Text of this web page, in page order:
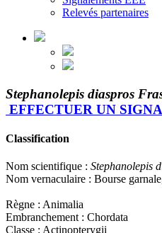
Relevés partenaires
Stephanolepis diaspros
EFFECTUER UN
Classification
Nom scientifique : Stephanolepis
Nom vernaculaire : Bourse
Règne : Animalia
Embranchement : Chordata
Classe : Actinopterygii